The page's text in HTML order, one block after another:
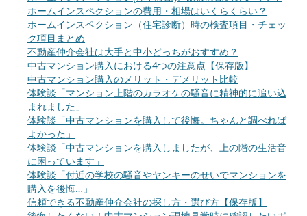
ホームインスペクションの費用・相場はいくらくらい？
ホームインスペクション（住宅診断）時の検査項目・チェッ
ク項目まとめ
不動産仲介会社は大手と中小どっちがおすすめ？
中古マンション購入における4つの注意点【保存版】
中古マンション購入のメリット・デメリット比較
体験談「マンション上階のカラオケの騒音に精神的に追い込
まれました」
体験談「中古マンションを購入して後悔。ちゃんと調べれば
よかった」
体験談「中古マンションを購入しましたが、上の階の生活音
に困っています」
体験談「付近の学校の騒音やヤンキーのせいでマンションを
購入を後悔…」
信頼できる不動産仲介会社の探し方・選び方【保存版】